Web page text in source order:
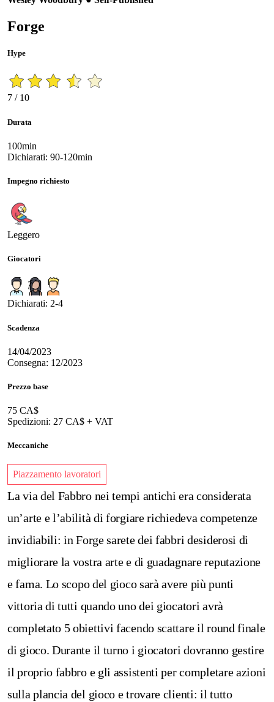
Forge
Hype
7 / 10
Durata
100min
Dichiarati: 90-120min
Impegno richiesto
Leggero
Giocatori
Dichiarati: 2-4
Scadenza
14/04/2023
Consegna: 12/2023
Prezzo base
75 CA$
Spedizioni: 27 CA$ + VAT
Meccaniche
Piazzamento lavoratori
La via del Fabbro nei tempi antichi era considerata
un’arte e l’abilità di forgiare richiedeva competenze
invidiabili: in Forge sarete dei fabbri desiderosi di
migliorare la vostra arte e di guadagnare reputazione
e fama. Lo scopo del gioco sarà avere più punti
vittoria di tutti quando uno dei giocatori avrà
completato 5 obiettivi facendo scattare il round finale
di gioco. Durante il turno i giocatori dovranno gestire
il proprio fabbro e gli assistenti per completare azioni
sulla plancia del gioco e trovare clienti: il tutto